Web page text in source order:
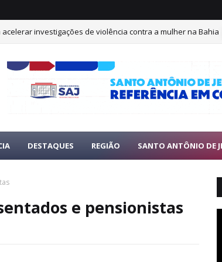
investigações de violência contra a mulher na Bahia
DESTAQUES REGIÃO SANTO ANTÔNIO DE
e pensionistas